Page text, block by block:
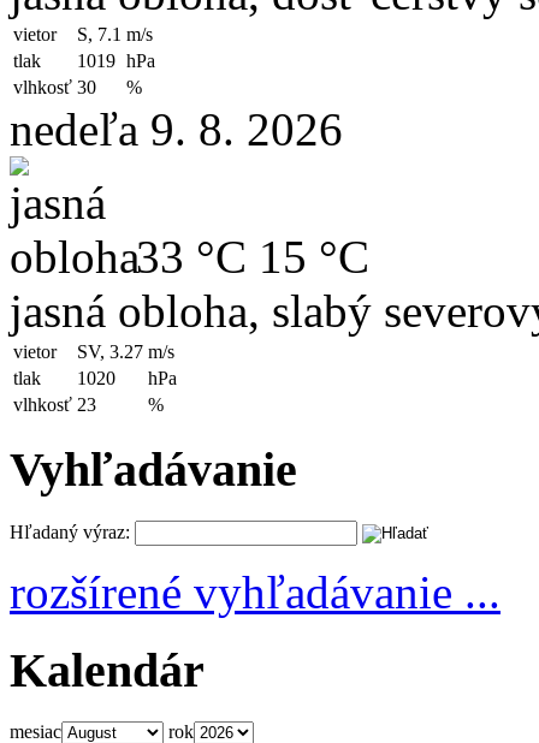
vietor S, 7.1 m/s
tlak
1019 hPa
vlhkosť 30 %
nedeľa 9. 8. 2026
33 °C 15 °C
jasná obloha, slabý
vietor SV, 3.27 m/s
tlak
1020
hPa
vlhkosť 23 %
Vyhľadávanie
Hľadaný výraz:
rozšírené vyhľadávanie ...
Kalendár
mesiac rok